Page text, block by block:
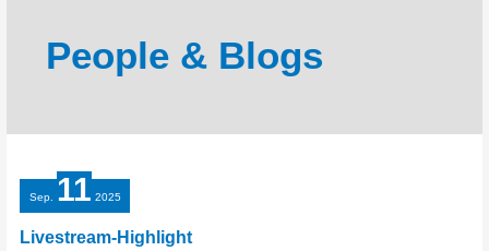
People & Blogs
Sep. 11 2025
Livestream-Highlight